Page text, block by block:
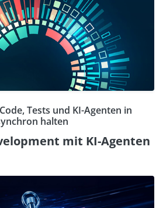
Tests und KI-Agenten in
halten
mit KI-Agenten